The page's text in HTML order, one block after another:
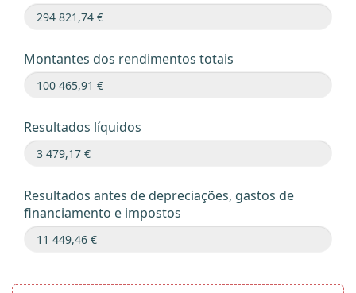
Montantes dos rendimentos totais
Resultados líquidos
Resultados antes de depreciações, gastos de
financiamento e impostos